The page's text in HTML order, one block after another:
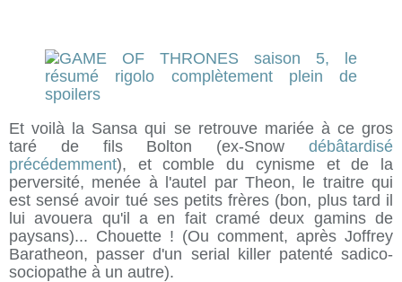
Et voilà la Sansa qui se retrouve mariée à ce gros
taré de fils Bolton (ex-Snow débâtardisé
précédemment), et comble du cynisme et de la
perversité, menée à l'autel par Theon, le traitre qui
est sensé avoir tué ses petits frères (bon, plus tard il
lui avouera qu'il a en fait cramé deux gamins de
paysans)... Chouette ! (Ou comment, après Joffrey
Baratheon, passer d'un serial killer patenté sadico-
sociopathe à un autre).